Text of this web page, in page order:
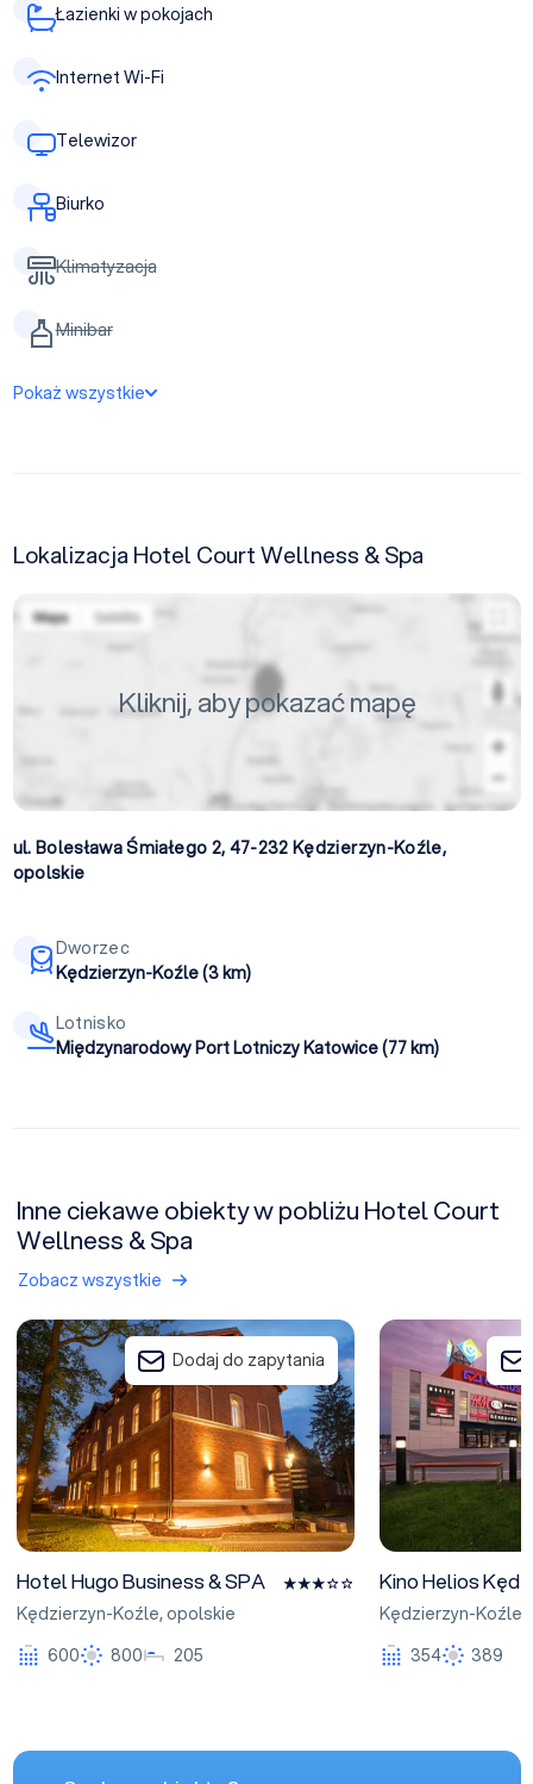
Łazienki w pokojach
Internet Wi-Fi
Telewizor
Biurko
Klimatyzacja
Minibar
Pokaż wszystkie
Lokalizacja Hotel Court Wellness & Spa
Kliknij, aby pokazać mapę
ul. Bolesława Śmiałego 2, 47-232Kędzierzyn-Koźle,
opolskie
Dworzec
Kędzierzyn-Koźle (3 km)
Lotnisko
Międzynarodowy Port Lotniczy Katowice (77 km)
Inne ciekawe obiekty w pobliżu Hotel Court
Wellness & Spa
Zobacz wszystkie
Hotel Hugo Business & SPA
Dodaj do zapytania
Hotel Hugo Business & SPA
Kędzierzyn-Koźle,opolskie
600
800 205
Kino Helios
Kino Helios
Kędzierzyn-Koźle
354
389